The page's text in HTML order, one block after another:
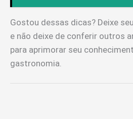
Gostou dessas dicas? Deixe
e não deixe de conferir outros
para aprimorar seu
gastronomia.